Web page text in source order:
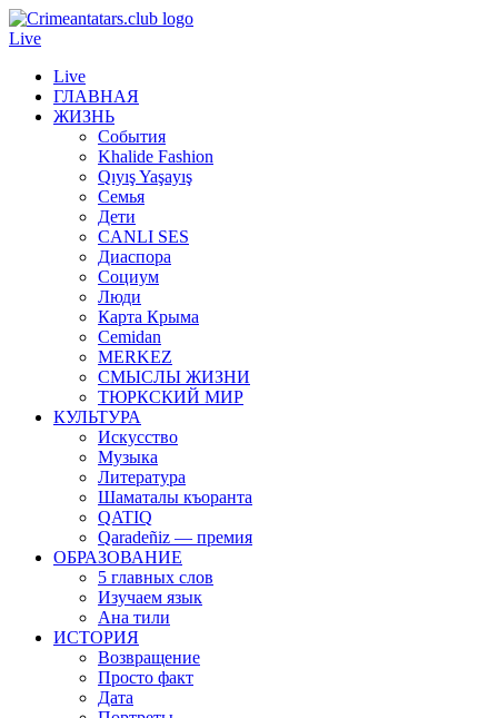
Live
Live
ГЛАВНАЯ
ЖИЗНЬ
События
Khalide Fashion
Qıyış Yaşayış
Семья
Дети
CANLI SES
Диаспора
Социум
Люди
Карта Крыма
Cemidan
МERKEZ
СМЫСЛЫ ЖИЗНИ
ТЮРКСКИЙ МИР
КУЛЬТУРА
Искусство
Музыка
Литература
Шаматалы къоранта
QATIQ
Qaradeñiz — премия
ОБРАЗОВАНИЕ
5 главных слов
Изучаем язык
Ана тили
ИСТОРИЯ
Возвращение
Просто факт
Дата